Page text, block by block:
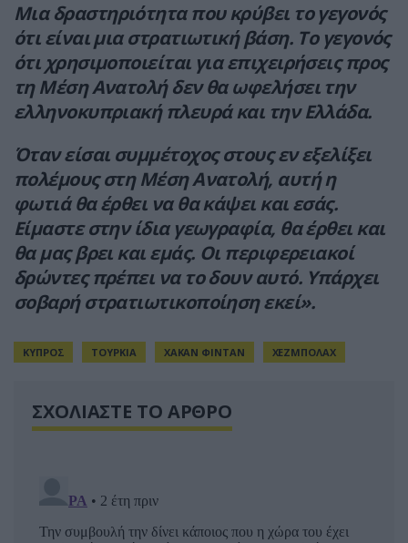
Μια δραστηριότητα που κρύβει το γεγονός
ότι είναι μια στρατιωτική βάση. Το γεγονός
ότι χρησιμοποιείται για επιχειρήσεις προς
τη Μέση Ανατολή δεν θα ωφελήσει την
ελληνοκυπριακή πλευρά και την Ελλάδα.
Όταν είσαι συμμέτοχος στους εν εξελίξει
πολέμους στη Μέση Ανατολή, αυτή η
φωτιά θα έρθει να θα κάψει και εσάς.
Είμαστε στην ίδια γεωγραφία, θα έρθει και
θα μας βρει και εμάς. Οι περιφερειακοί
δρώντες πρέπει να το δουν αυτό. Υπάρχει
σοβαρή στρατιωτικοποίηση εκεί».
ΚΥΠΡΟΣ ΤΟΥΡΚΙΑ ΧΑΚΑΝ ΦΙΝΤΑΝ ΧΕΖΜΠΟΛΑΧ
ΣΧΟΛΙΑΣΤΕ ΤΟ ΑΡΘΡΟ